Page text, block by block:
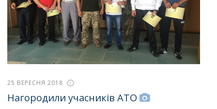
25 ВЕРЕСНЯ 2018
Нагородили учасників АТО